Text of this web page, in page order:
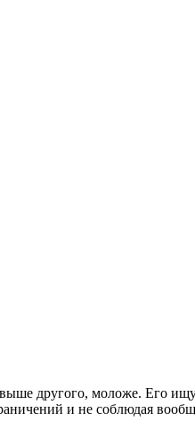
другого, моложе. Его
и не соблюдая